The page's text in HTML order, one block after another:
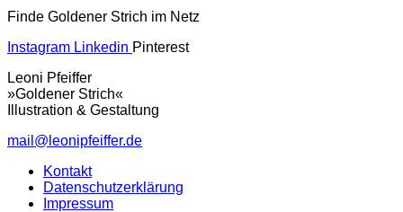
Finde Goldener Strich im Netz
Instagram Linkedin Pinterest
Leoni Pfeiffer
»Goldener Strich«
Illustration & Gestaltung
mail@leonipfeiffer.de
Kontakt
Datenschutzerklärung
Impressum